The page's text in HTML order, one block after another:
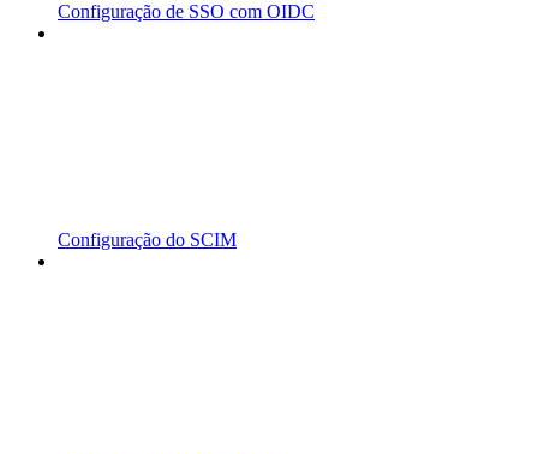
Configuração de SSO com OIDC
Configuração do SCIM